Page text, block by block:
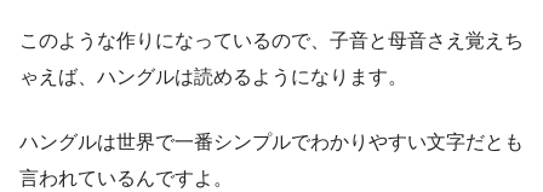
このような作りになっているので、子音と母音さえ覚えち
ゃえば、ハングルは読めるようになります。
ハングルは世界で一番シンプルでわかりやすい文字だとも
言われているんですよ。